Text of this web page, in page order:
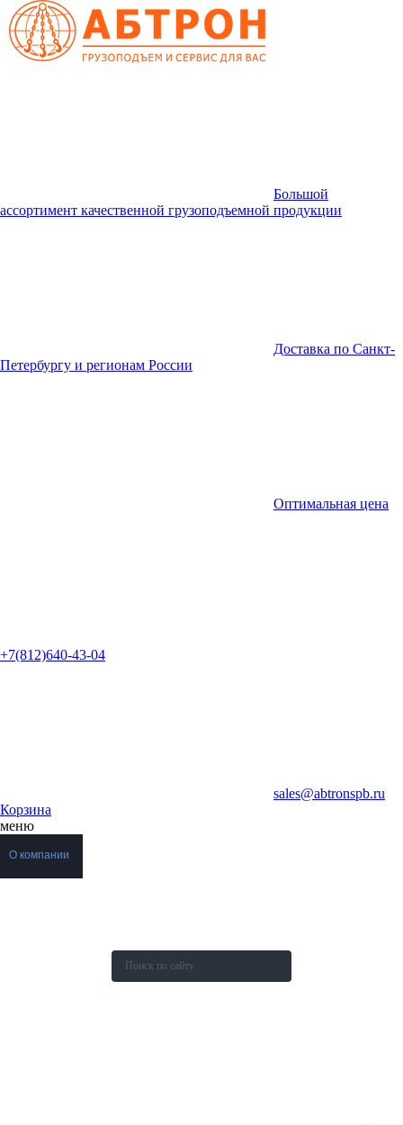
Большой
ассортимент качественной грузоподъемной продукции
Доставка по Санкт-
Петербургу и регионам России
Оптимальная цена
+7(812)640-43-04
sales@abtronspb.ru
Корзина
меню
О компании